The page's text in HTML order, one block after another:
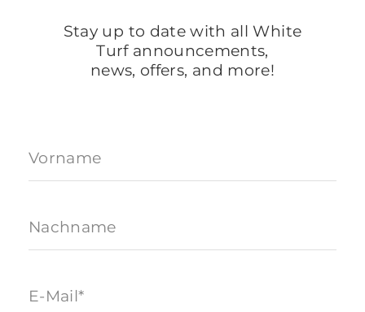
Stay up to date with all White
Turf announcements,
news, offers, and more!